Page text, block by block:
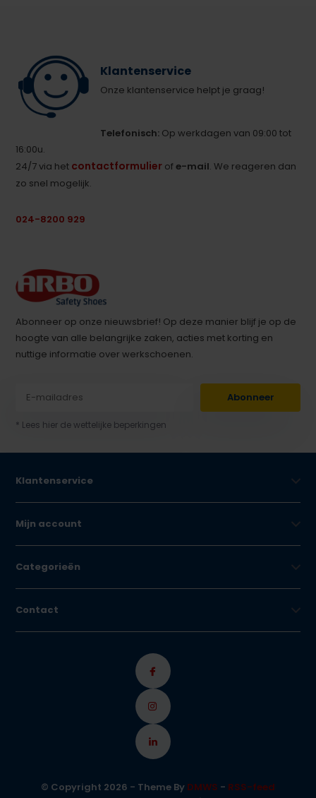
Klantenservice
Onze klantenservice helpt je graag!
Telefonisch: Op werkdagen van 09:00 tot
16:00u.
24/7 via het contactformulier ofe-mail. We reageren dan
zo snel mogelijk.
024-8200 929
Abonneer op onze nieuwsbrief! Op deze manier blijf je op de
hoogte van alle belangrijke zaken, acties met korting en
nuttige informatie over werkschoenen.
Abonneer
* Lees hier de wettelijke beperkingen
Klantenservice
Mijn account
Categorieën
Contact
© Copyright 2026 - Theme By DMWS - RSS-feed